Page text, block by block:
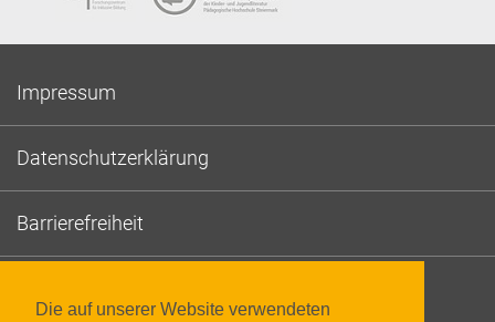
Die auf unserer Website verwendeten
Impressum
Datenschutzerklärung
Barrierefreiheit